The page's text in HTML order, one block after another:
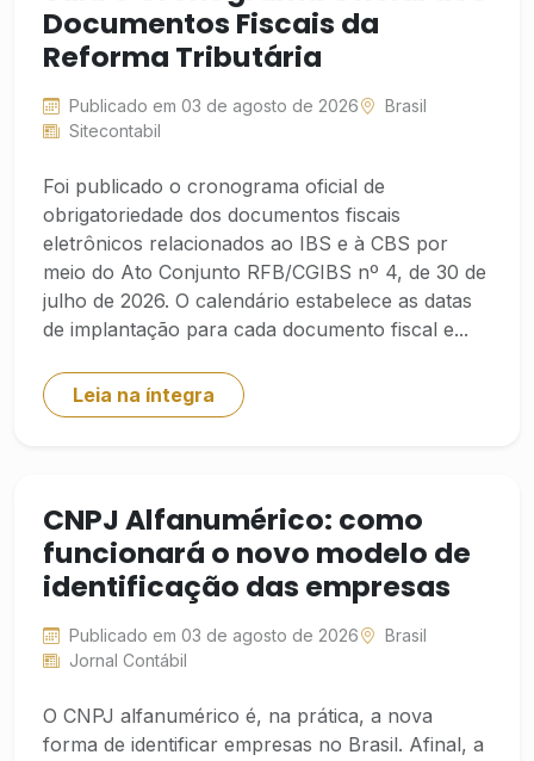
Documentos Fiscais da
Reforma Tributária
Publicado em 03 de agosto de 2026
Brasil
Sitecontabil
Foi publicado o cronograma oficial de
obrigatoriedade dos documentos fiscais
eletrônicos relacionados ao IBS e à CBS por
meio do Ato Conjunto RFB/CGIBS nº 4, de 30 de
julho de 2026. O calendário estabelece as datas
de implantação para cada documento fiscal e...
Leia na íntegra
CNPJ Alfanumérico: como
funcionará o novo modelo de
identificação das empresas
Publicado em 03 de agosto de 2026
Brasil
Jornal Contábil
O CNPJ alfanumérico é, na prática, a nova
forma de identificar empresas no Brasil. Afinal, a